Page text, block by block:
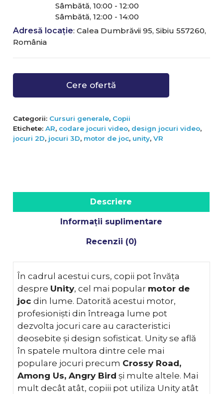
Sâmbătă, 10:00 - 12:00
Sâmbătă, 12:00 - 14:00
Adresă locație: Calea Dumbrăvii 95, Sibiu 557260,
România
Cere ofertă
Categorii: Cursuri generale, Copii
Etichete:AR, codare jocuri video, design jocuri video,
jocuri 2D, jocuri 3D, motor de joc, unity,VR
Descriere
Informații suplimentare
Recenzii (0)
În cadrul acestui curs, copii pot învăța
despre Unity, cel mai popular motor de
joc din lume. Datorită acestui motor,
profesioniști din întreaga lume pot
dezvolta jocuri care au caracteristici
deosebite și design sofisticat. Unity se află
în spatele multora dintre cele mai
populare jocuri precum Crossy Road,
Among Us, Angry Bird și multe altele. Mai
mult decât atât, copiii pot utiliza Unity atât